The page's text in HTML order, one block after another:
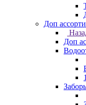
Доп
Доп